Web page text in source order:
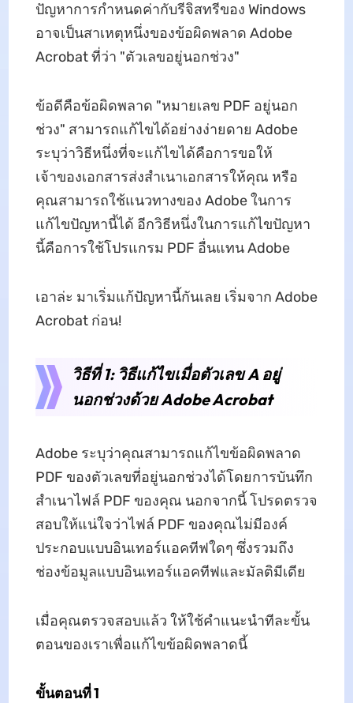
ปัญหาการกำหนดค่ากับรีจิสทรีของ Windows
อาจเป็นสาเหตุหนึ่งของข้อผิดพลาด Adobe
Acrobat ที่ว่า "ตัวเลขอยู่นอกช่วง"
ข้อดีคือข้อผิดพลาด "หมายเลข PDF อยู่นอก
ช่วง" สามารถแก้ไขได้อย่างง่ายดาย Adobe
ระบุว่าวิธีหนึ่งที่จะแก้ไขได้คือการขอให้
เจ้าของเอกสารส่งสำเนาเอกสารให้คุณ หรือ
คุณสามารถใช้แนวทางของ Adobe ในการ
แก้ไขปัญหานี้ได้ อีกวิธีหนึ่งในการแก้ไขปัญหา
นี้คือการใช้โปรแกรม PDF อื่นแทน Adobe
เอาล่ะ มาเริ่มแก้ปัญหานี้กันเลย เริ่มจาก Adobe
Acrobat ก่อน!
วิธีที่ 1: วิธีแก้ไขเมื่อตัวเลข A อยู่
นอกช่วงด้วย Adobe Acrobat
Adobe ระบุว่าคุณสามารถแก้ไขข้อผิดพลาด
PDF ของตัวเลขที่อยู่นอกช่วงได้โดยการบันทึก
สำเนาไฟล์ PDF ของคุณ นอกจากนี้ โปรดตรวจ
สอบให้แน่ใจว่าไฟล์ PDF ของคุณไม่มีองค์
ประกอบแบบอินเทอร์แอคทีฟใดๆ ซึ่งรวมถึง
ช่องข้อมูลแบบอินเทอร์แอคทีฟและมัลติมีเดีย
เมื่อคุณตรวจสอบแล้ว ให้ใช้คำแนะนำทีละขั้น
ตอนของเราเพื่อแก้ไขข้อผิดพลาดนี้
ขั้นตอนที่ 1